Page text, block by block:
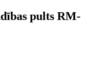
pults RM-